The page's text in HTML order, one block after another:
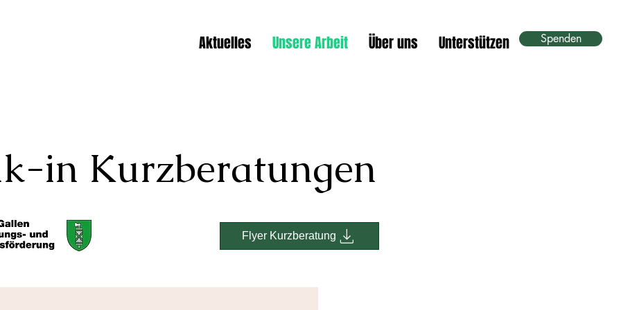
Aktuelles Unsere Arbeit Über uns Unterstützen Spenden
in Kurzberatungen
Flyer Kurzberatung